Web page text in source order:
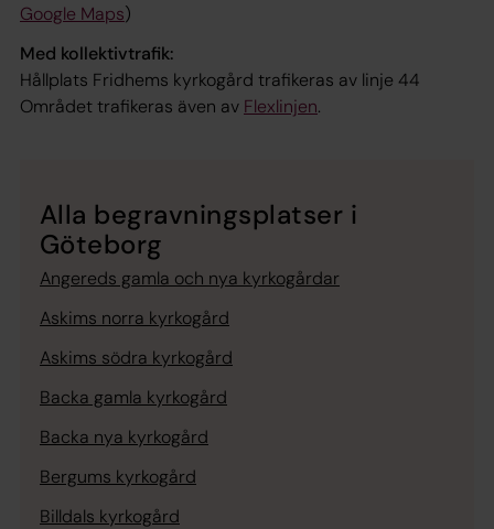
Google Maps)
Med kollektivtrafik:
Hållplats Fridhems kyrkogård trafikeras av linje 44
Området trafikeras även av Flexlinjen.
Alla begravningsplatser i
Göteborg
Angereds gamla och nya kyrkogårdar
Askims norra kyrkogård
Askims södra kyrkogård
Backa gamla kyrkogård
Backa nya kyrkogård
Bergums kyrkogård
Billdals kyrkogård